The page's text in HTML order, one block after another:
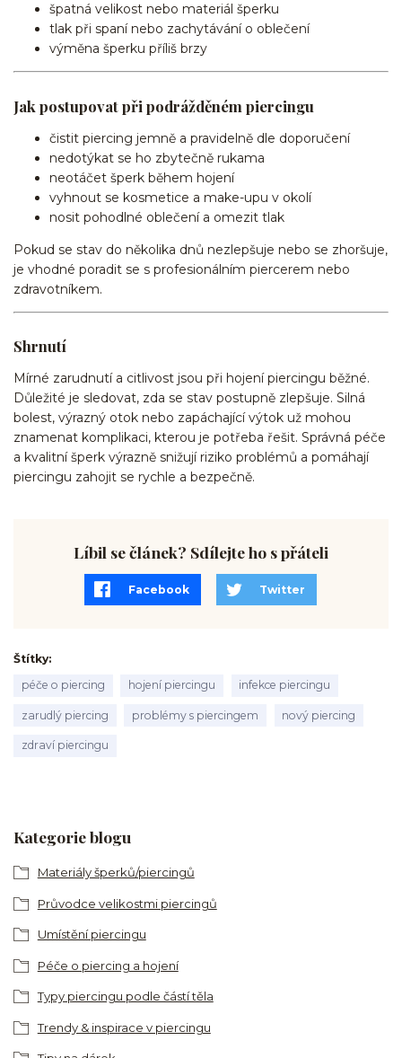
Kategorie blogu
Materiály šperků/piercingů
Průvodce velikostmi piercingů
Umístění piercingu
Péče o piercing a hojení
Typy piercingu podle částí těla
Trendy & inspirace v piercingu
špatná velikost nebo materiál šperku
tlak při spaní nebo zachytávání o oblečení
výměna šperku příliš brzy
Jak postupovat při podrážděném piercingu
čistit piercing jemně a pravidelně dle doporučení
nedotýkat se ho zbytečně rukama
neotáčet šperk během hojení
vyhnout se kosmetice a make-upu v okolí
nosit pohodlné oblečení a omezit tlak
Pokud se stav do několika dnů nezlepšuje nebo se zhoršuje,
je vhodné poradit se s profesionálním piercerem nebo
zdravotníkem.
Shrnutí
Mírné zarudnutí a citlivost jsou při hojení piercingu běžné.
Důležité je sledovat, zda se stav postupně zlepšuje. Silná
bolest, výrazný otok nebo zapáchající výtok už mohou
znamenat komplikaci, kterou je potřeba řešit. Správná péče
a kvalitní šperk výrazně snižují riziko problémů a pomáhají
piercingu zahojit se rychle a bezpečně.
Líbil se článek? Sdílejte ho s přáteli
Facebook Twitter
Štítky
péče o piercing
hojení piercingu infekce piercingu
zarudlý piercing problémy s piercingem nový piercing
zdraví piercingu